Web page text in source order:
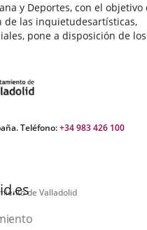
y Deportes, con el objetivo
las inquietudesartísticas,
pone a disposición de los
Teléfono:+34 983 426 100
de Valladolid